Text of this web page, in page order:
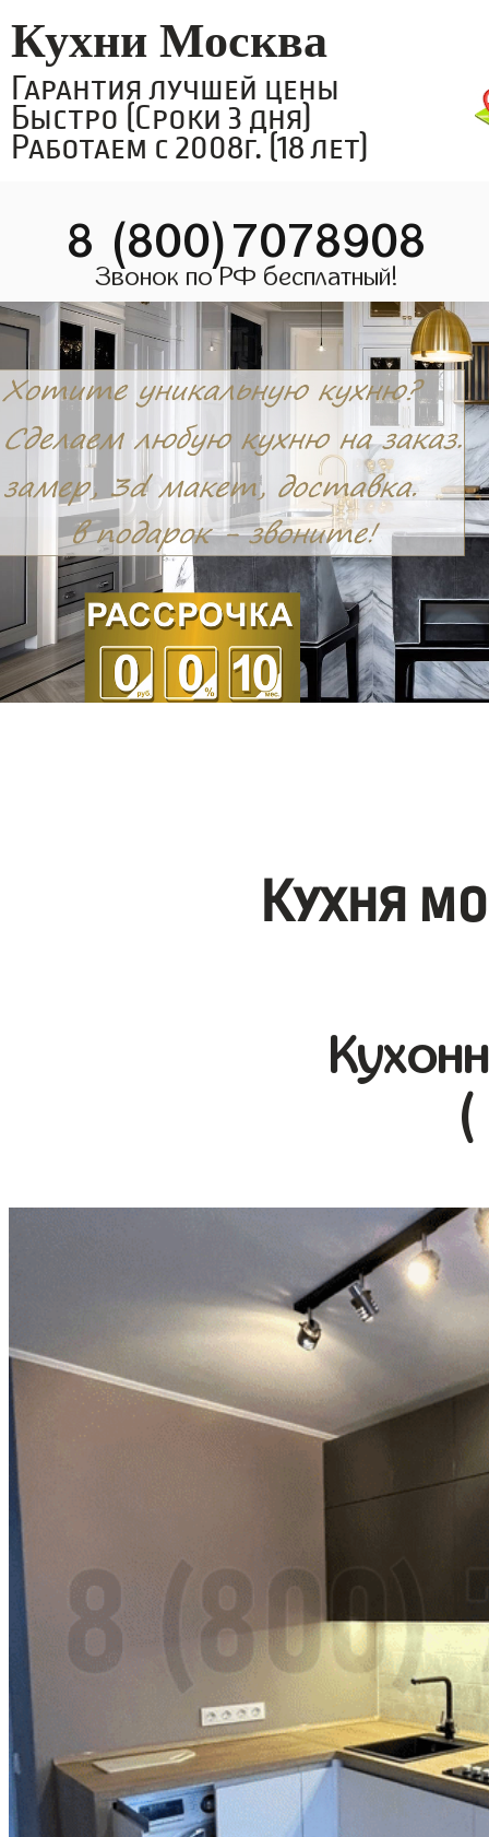
Кухни Москва
Гарантия лучшей цены
Быстро (Сроки 3 дня)
Работаем с 2008г. (18 лет)
8 (800)7078908
Звонок по РФ бесплатный!
Кухня
(